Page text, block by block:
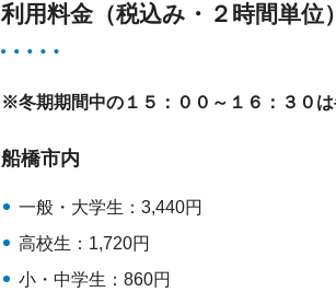
利用料金（税込み・２時間単位）
※冬期期間中の１５：００～１６：３０
船橋市内
一般・大学生：3,440円
高校生：1,720円
小・中学生：860円